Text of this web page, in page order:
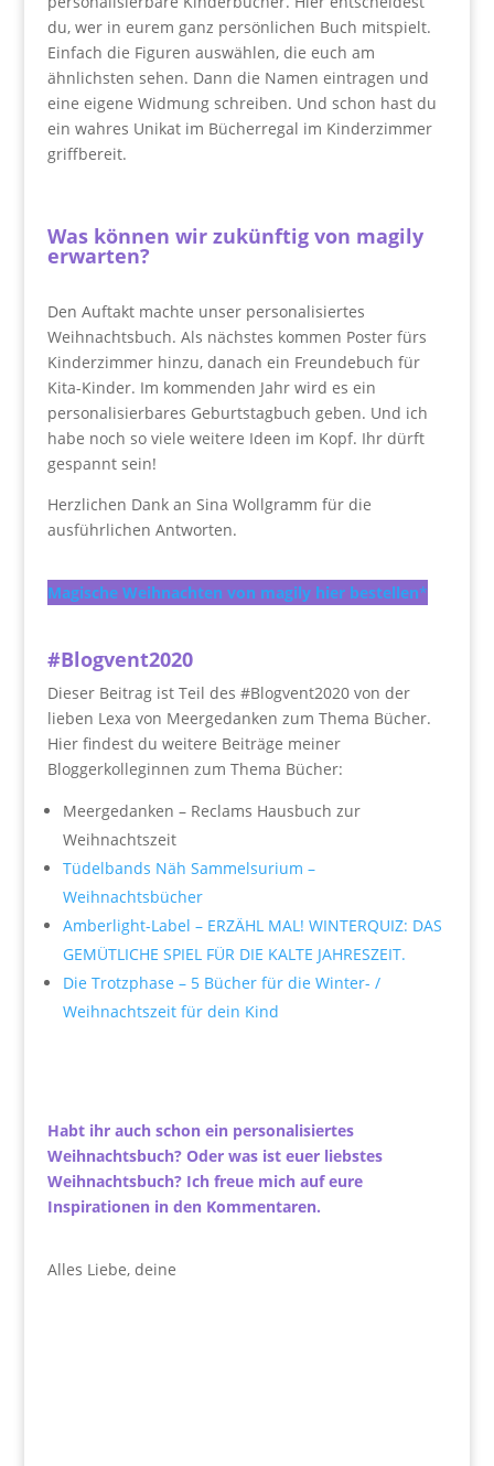
du, wer in eurem ganz persönlichen Buch mitspielt.
Einfach die Figuren auswählen, die euch am
ähnlichsten sehen. Dann die Namen eintragen und
eine eigene Widmung schreiben. Und schon hast du
ein wahres Unikat im Bücherregal im Kinderzimmer
griffbereit.
Was können wir zukünftig von magily
erwarten?
Den Auftakt machte unser personalisiertes
Weihnachtsbuch. Als nächstes kommen Poster fürs
Kinderzimmer hinzu, danach ein Freundebuch für
Kita-Kinder. Im kommenden Jahr wird es ein
personalisierbares Geburtstagbuch geben. Und ich
habe noch so viele weitere Ideen im Kopf. Ihr dürft
gespannt sein!
Herzlichen Dank an Sina Wollgramm für die
ausführlichen Antworten.
Magische Weihnachten von magily hier bestellen*
#Blogvent2020
Dieser Beitrag ist Teil des #Blogvent2020 von der
lieben Lexa von Meergedanken zum Thema Bücher.
Hier findest du weitere Beiträge meiner
Bloggerkolleginnen zum Thema Bücher:
Meergedanken – Reclams Hausbuch zur
Weihnachtszeit
Tüdelbands Näh Sammelsurium –
Weihnachtsbücher
Amberlight-Label – ERZÄHL MAL! WINTERQUIZ: DAS
GEMÜTLICHE SPIEL FÜR DIE KALTE JAHRESZEIT.
Die Trotzphase – 5 Bücher für die Winter- /
Weihnachtszeit für dein Kind
Habt ihr auch schon ein personalisiertes
Weihnachtsbuch? Oder was ist euer liebstes
Weihnachtsbuch? Ich freue mich auf eure
Inspirationen in den Kommentaren.
Alles Liebe, deine